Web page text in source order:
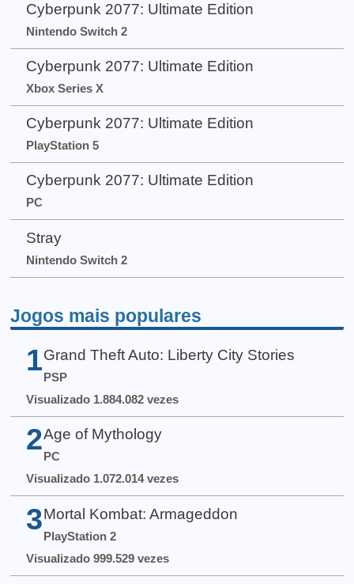
Cyberpunk 2077: Ultimate Edition
Nintendo Switch 2
Cyberpunk 2077: Ultimate Edition
Xbox Series X
Cyberpunk 2077: Ultimate Edition
PlayStation 5
Cyberpunk 2077: Ultimate Edition
PC
Stray
Nintendo Switch 2
Jogos mais populares
1 Grand Theft Auto: Liberty City Stories
PSP
Visualizado 1.884.082 vezes
2 Age of Mythology
PC
Visualizado 1.072.014 vezes
3 Mortal Kombat: Armageddon
PlayStation 2
Visualizado 999.529 vezes